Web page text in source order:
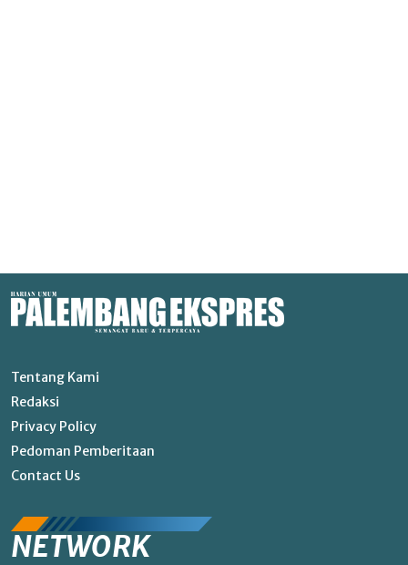
Tentang Kami
Redaksi
Privacy Policy
Pedoman Pemberitaan
Contact Us
NETWORK